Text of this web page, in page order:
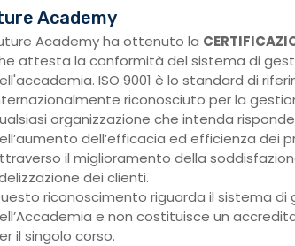
Academy
Academy ha ottenuto la
attesta la conformità del sistema di
ISO 9001 è lo standard di
riconosciuto per la
organizzazione che intenda
dell’efficacia ed efficienza dei
il miglioramento della
dei clienti.
riconoscimento riguarda il sistema di
e non costituisce un
il singolo corso.